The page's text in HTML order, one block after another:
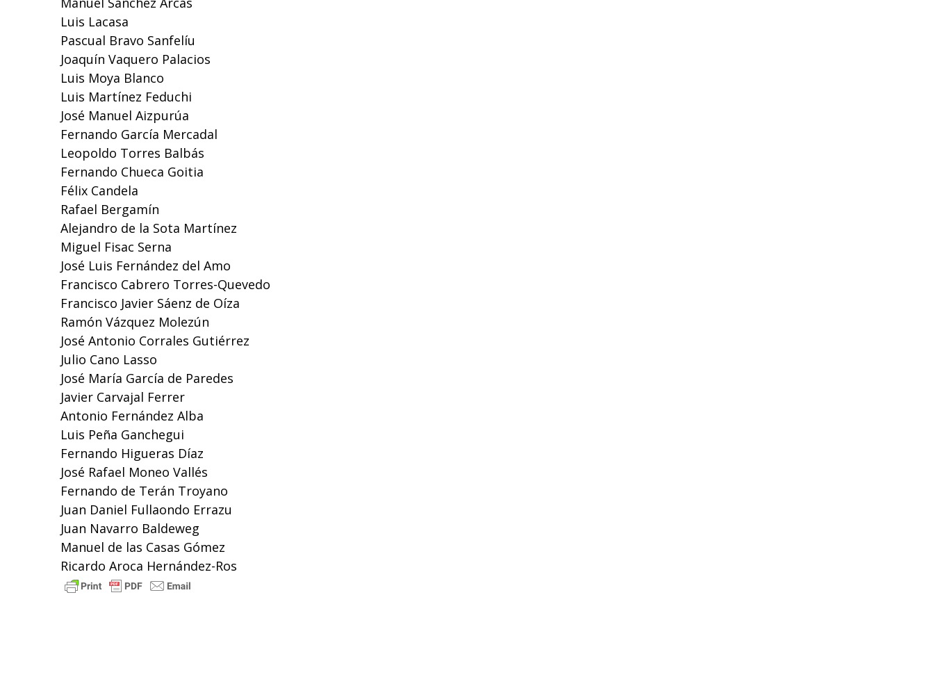
Luis Lacasa
Pascual Bravo Sanfelíu
Joaquín Vaquero Palacios
Luis Moya Blanco
Luis Martínez Feduchi
José Manuel Aizpurúa
Fernando García Mercadal
Leopoldo Torres Balbás
Fernando Chueca Goitia
Félix Candela
Rafael Bergamín
Alejandro de la Sota Martínez
Miguel Fisac Serna
José Luis Fernández del Amo
Francisco Cabrero Torres-Quevedo
Francisco Javier Sáenz de Oíza
Ramón Vázquez Molezún
José Antonio Corrales Gutiérrez
Julio Cano Lasso
José María García de Paredes
Javier Carvajal Ferrer
Antonio Fernández Alba
Luis Peña Ganchegui
Fernando Higueras Díaz
José Rafael Moneo Vallés
Fernando de Terán Troyano
Juan Daniel Fullaondo Errazu
Juan Navarro Baldeweg
Manuel de las Casas Gómez
Ricardo Aroca Hernández-Ros